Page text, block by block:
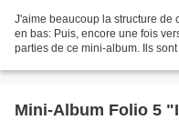
J'aime beaucoup la structure de
en bas: Puis, encore une fois
parties de ce mini-album. Ils
Mini-Album Folio 5